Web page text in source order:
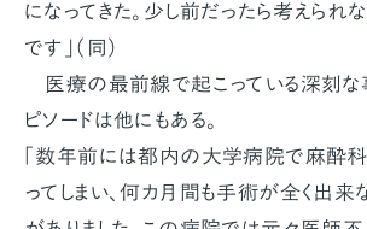
になってきた。少し前だったら考えられ
です」（同）
医療の最前線で起こっている深刻な
ピソードは他にもある。
「数年前には都内の大学病院で麻酔
ってしまい、何カ月間も手術が全く出来